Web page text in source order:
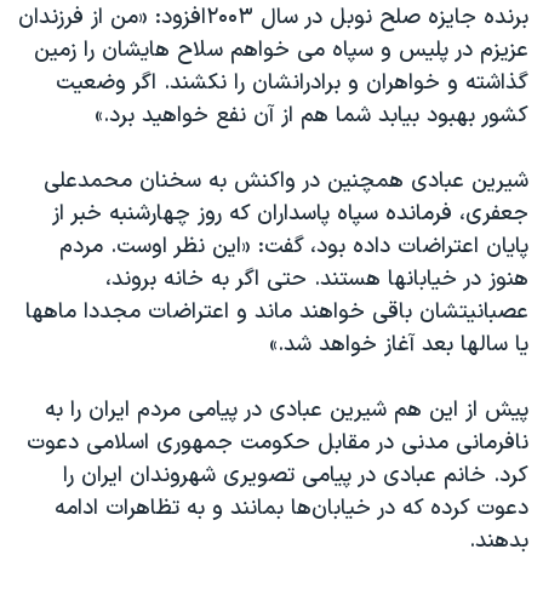
سفر پرزیدنت ترامپ به چین
برنده جایزه صلح نوبل در سال ۲۰۰۳افزود: «من از فرزندان
عزیزم در پلیس و سپاه می خواهم سلاح هایشان را زمین
گذاشته و خواهران و برادرانشان را نکشند. اگر وضعیت
کشور بهبود بیابد شما هم از آن نفع خواهید برد.»
شیرین عبادی همچنین در واکنش به سخنان محمدعلی
جعفری، فرمانده سپاه پاسداران که روز چهارشنبه خبر از
پایان اعتراضات داده بود، گفت: «این نظر اوست. مردم
هنوز در خیابانها هستند. حتی اگر به خانه بروند،
عصبانیتشان باقی خواهند ماند و اعتراضات مجددا ماهها
یا سالها بعد آغاز خواهد شد.»
پیش از این هم شیرین عبادی در پیامی مردم ایران را به
نافرمانی مدنی در مقابل حکومت جمهوری اسلامی دعوت
کرد. خانم عبادی در پیامی تصویری شهروندان ایران را
دعوت کرده که در خیابان‌ها بمانند و به تظاهرات ادامه
بدهند.